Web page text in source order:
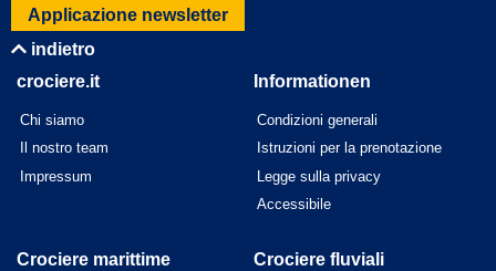
Applicazione newsletter
indietro
crociere.it
Chi siamo
Il nostro team
Impressum
Informationen
Condizioni generali
Istruzioni per la prenotazione
Legge sulla privacy
Accessibile
Crociere marittime Crociere fluviali